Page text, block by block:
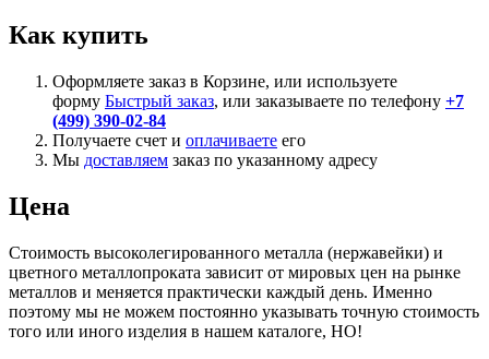
Как купить
Оформляете заказ в Корзине, или используете
форму Быстрый заказ, или заказываете по телефону +7
(499) 390-02-84
Получаете счет и оплачиваете его
Мы доставляем заказ по указанному адресу
Цена
Стоимость высоколегированного металла (нержавейки) и
цветного металлопроката зависит от мировых цен на рынке
металлов и меняется практически каждый день. Именно
поэтому мы не можем постоянно указывать точную стоимость
того или иного изделия в нашем каталоге, НО!